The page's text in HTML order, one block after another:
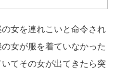
女を連れこいと命令され
女が服を着ていなかった
てその女が出てきたら突